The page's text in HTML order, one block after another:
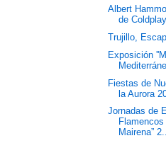
Albert
de Coldplay
Trujillo,
Exposición
Fiestas de
la Aurora
Jornadas de
Flamencos
Mairena”